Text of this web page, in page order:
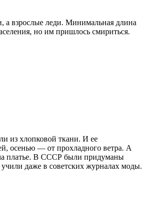
а взрослые леди. Минимальная длина
но им пришлось смириться.
из хлопковой ткани. И ее
осенью — от прохладного ветра. А
платье. В СССР были придуманы
даже в советских журналах моды.